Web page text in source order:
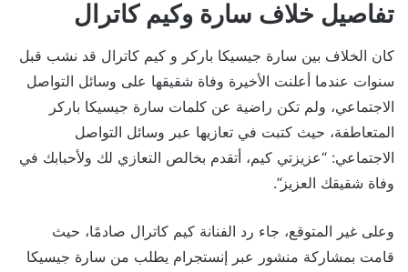
تفاصيل خلاف سارة وكيم كاترال
كان الخلاف بين سارة جيسيكا باركر و كيم كاترال قد نشب قبل
سنوات عندما أعلنت الأخيرة وفاة شقيقها على وسائل التواصل
الاجتماعي، ولم تكن راضية عن كلمات سارة جيسيكا باركر
المتعاطفة، حيث كتبت في تعازيها عبر وسائل التواصل
الاجتماعي: “عزيزتي كيم، أتقدم بخالص التعازي لك ولأحبابك في
وفاة شقيقك العزيز”.
وعلى غير المتوقع، جاء رد الفنانة كيم كاترال صادمًا، حيث
قامت بمشاركة منشور عبر إنستجرام يطلب من سارة جيسيكا